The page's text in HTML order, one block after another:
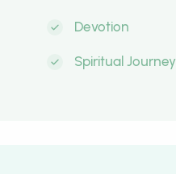
Devotion
Spiritual Journey